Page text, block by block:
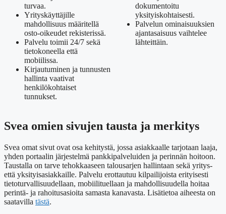
turvaa.
Yrityskäyttäjille
mahdollisuus määritellä
osto-oikeudet rekisterissä.
Palvelu toimii 24/7 sekä
tietokoneella että
mobiilissa.
Kirjautuminen ja tunnusten
hallinta vaativat
henkilökohtaiset
tunnukset.
dokumentoitu
yksityiskohtaisesti.
Palvelun ominaisuuksien
ajantasaisuus vaihtelee
lähteittäin.
Svea omien sivujen tausta ja merkitys
Svea omat sivut ovat osa kehitystä, jossa asiakkaalle tarjotaan laaja,
yhden portaalin järjestelmä pankkipalveluiden ja perinnän hoitoon.
Taustalla on tarve tehokkaaseen talousarjen hallintaan sekä yritys-
että yksityisasiakkaille. Palvelu erottautuu kilpailijoista erityisesti
tietoturvallisuudellaan, mobiilituellaan ja mahdollisuudella hoitaa
perintä- ja rahoitusasioita samasta kanavasta. Lisätietoa aiheesta on
saatavilla tästä.